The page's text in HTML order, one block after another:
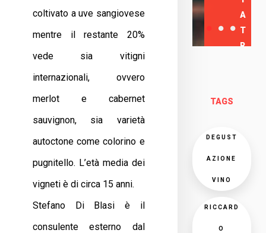
coltivato a uve sangiovese
mentre il restante 20%
vede sia vitigni
internazionali, ovvero
merlot e cabernet
sauvignon, sia varietà
autoctone come colorino e
pugnitello. L’età media dei
vigneti è di circa 15 anni.
Stefano Di Blasi è il
consulente esterno dal
A
T
R
TAGS
DEGUST
AZIONE
VINO
RICCARD
O